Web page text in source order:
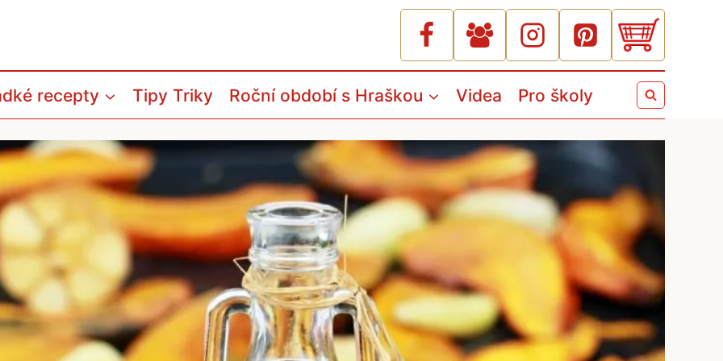
recepty Tipy Triky Roční období s Hraškou Videa Pro školy